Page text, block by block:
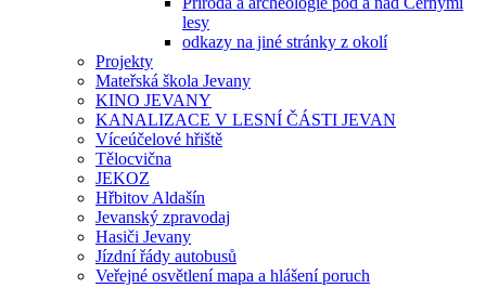
lesy
odkazy na jiné stránky z okolí
Projekty
Mateřská škola Jevany
KINO JEVANY
KANALIZACE V LESNÍ ČÁSTI JEVAN
Víceúčelové hřiště
Tělocvična
JEKOZ
Hřbitov Aldašín
Jevanský zpravodaj
Hasiči Jevany
Jízdní řády autobusů
Veřejné osvětlení mapa a hlášení poruch